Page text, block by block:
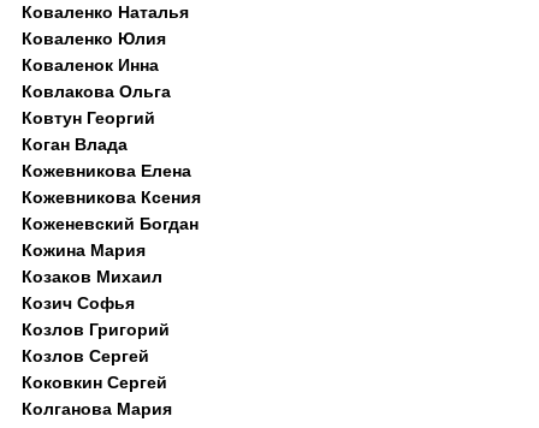
Коваленко Наталья
Коваленко Юлия
Коваленок Инна
Ковлакова Ольга
Ковтун Георгий
Коган Влада
Кожевникова Елена
Кожевникова Ксения
Коженевский Богдан
Кожина Мария
Козаков Михаил
Козич Софья
Козлов Григорий
Козлов Сергей
Коковкин Сергей
Колганова Мария